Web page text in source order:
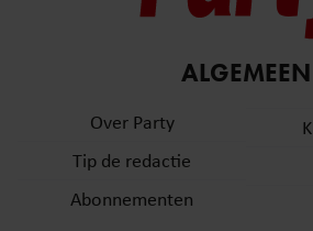
ALGEMEEN
Over Party
Tip de redactie
Abonnementen